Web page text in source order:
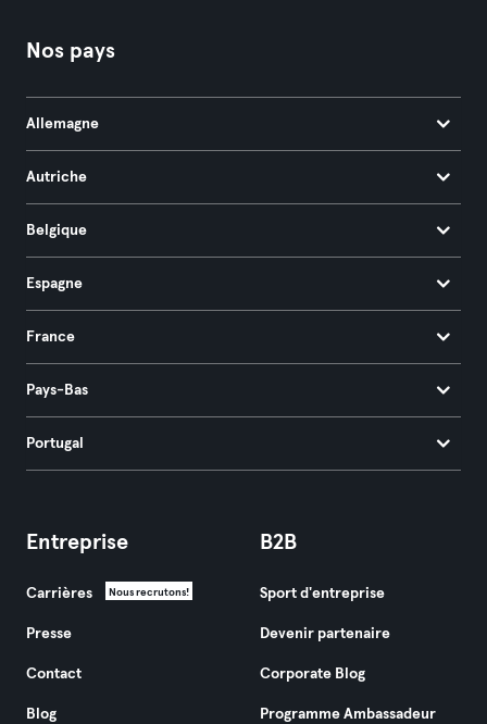
Nos pays
Allemagne
Autriche
Belgique
Espagne
France
Pays-Bas
Portugal
Entreprise
Carrières Nous recrutons!
Presse
Contact
Blog
B2B
Sport d'entreprise
Devenir partenaire
Corporate Blog
Programme Ambassadeur